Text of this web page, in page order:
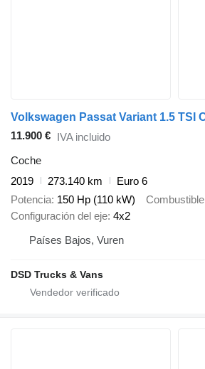
11.900 € IVA incluido
Coche
2019
273.140 km
Euro 6
Potencia 150 Hp (110 kW) Combustible
Configuración del eje 4x2
Países Bajos, Vuren
DSD Trucks & Vans